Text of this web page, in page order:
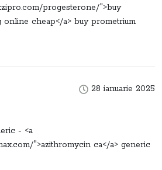
progesterone/">buy
online cheap</a> buy prometrium
28 ianuarie 2025
- <a
">azithromycin ca</a> generic